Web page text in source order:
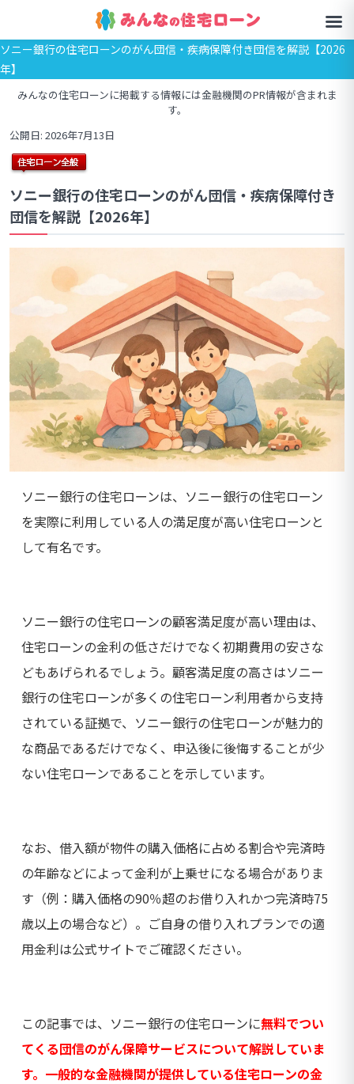
ソニー銀行の住宅ローンのがん団信・疾病保障付き団信を解説【2026
年】
みんなの住宅ローンに掲載する情報には金融機関のPR情報が含まれま
す。
公開日: 2026年7月13日
ソニー銀行の住宅ローンのがん団信・疾病保障付き
団信を解説【2026年】
ソニー銀行の住宅ローンは、ソニー銀行の住宅ローン
を実際に利用している人の満足度が高い住宅ローンと
して有名です。
ソニー銀行の住宅ローンの顧客満足度が高い理由は、
住宅ローンの金利の低さだけでなく初期費用の安さな
どもあげられるでしょう。顧客満足度の高さはソニー
銀行の住宅ローンが多くの住宅ローン利用者から支持
されている証拠で、ソニー銀行の住宅ローンが魅力的
な商品であるだけでなく、申込後に後悔することが少
ない住宅ローンであることを示しています。
なお、借入額が物件の購入価格に占める割合や完済時
の年齢などによって金利が上乗せになる場合がありま
す（例：購入価格の90％超のお借り入れかつ完済時75
歳以上の場合など）。ご自身の借り入れプランでの適
用金利は公式サイトでご確認ください。
この記事では、ソニー銀行の住宅ローンに無料でつい
てくる団信のがん保障サービスについて解説していま
す。一般的な金融機関が提供している住宅ローンの金